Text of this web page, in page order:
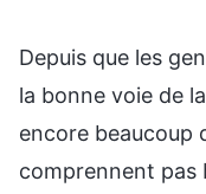
Depuis que les
la bonne voie de
encore beaucoup
comprennent pas